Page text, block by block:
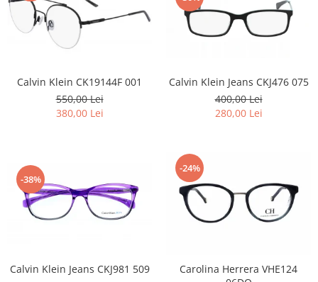
Calvin Klein CK19144F 001
550,00 Lei
380,00 Lei
Calvin Klein Jeans CKJ476 075
400,00 Lei
280,00 Lei
-38%
Calvin Klein Jeans CKJ981 509
-24%
Carolina Herrera VHE124